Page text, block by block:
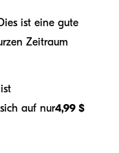
ist eine gute
Zeitraum
auf nur4,99 $